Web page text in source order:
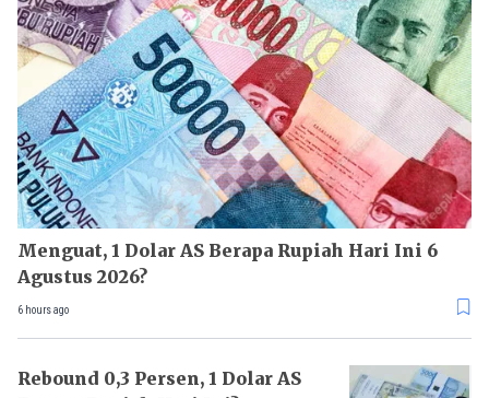
Menguat, 1 Dolar AS Berapa Rupiah Hari Ini 6
Agustus 2026?
6 hours ago
Rebound 0,3 Persen, 1 Dolar AS